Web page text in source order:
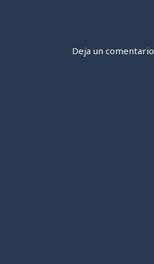
Deja un comentario